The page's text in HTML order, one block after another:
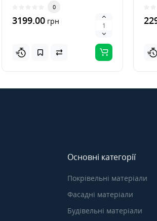
0
3199.00 грн
Основні категорії
Покрівельні матеріали
Фасадні матеріали
Будівельні матеріали